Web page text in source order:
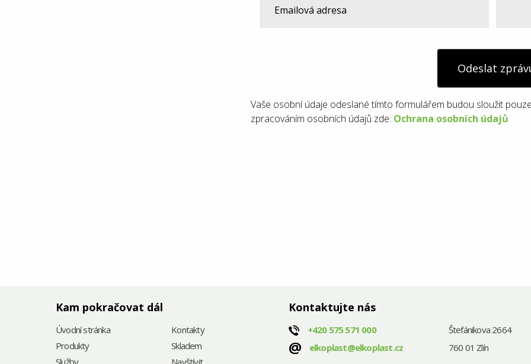
Odeslat
Vaše osobní údaje odeslané tímto formulářem budou sloužit
zpracováním osobních údajů zde: Ochrana osobních údajů
Kam pokračovat dál
Úvodní stránka
Produkty
Služby
Kontakty
Skladem
Navštívit
Kontaktujte nás
+420 575 571 000
@ elkoplast@elkoplast.cz
Štefánikova 2664
760 01 Zlín